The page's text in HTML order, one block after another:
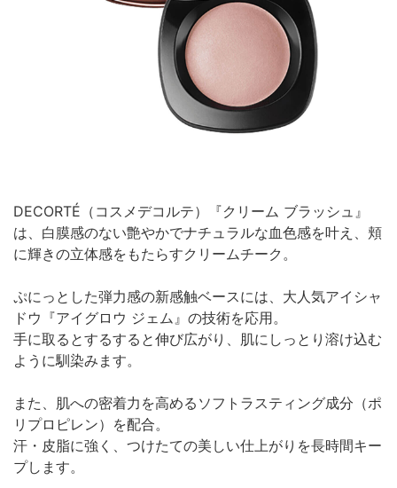
DECORTÉ（コスメデコルテ）『クリーム ブラッシュ』
は、白膜感のない艶やかでナチュラルな血色感を叶え、頬
に輝きの立体感をもたらすクリームチーク。
ぷにっとした弾力感の新感触ベースには、大人気アイシャ
ドウ『アイグロウ ジェム』の技術を応用。
手に取るとするすると伸び広がり、肌にしっとり溶け込む
ように馴染みます。
また、肌への密着力を高めるソフトラスティング成分（ポ
リプロピレン）を配合。
汗・皮脂に強く、つけたての美しい仕上がりを長時間キー
プします。